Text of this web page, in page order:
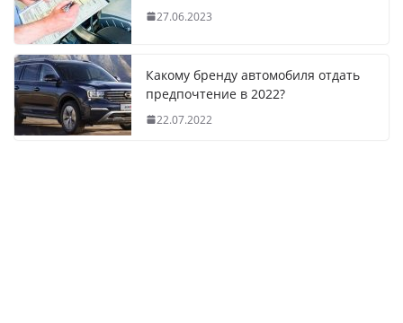
27.06.2023
Какому бренду автомобиля отдать
предпочтение в 2022?
22.07.2022